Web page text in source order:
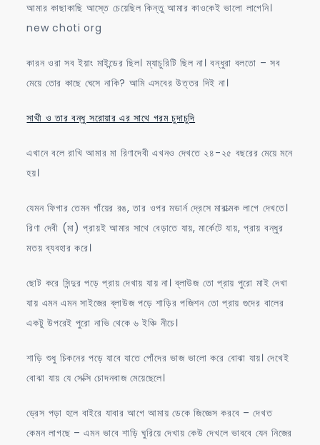
আমার কাছাকাছি আস্তে চেয়েছিল কিন্তু আমার কাওকেই ভালো লাগেনি।
new choti org
কারন ওরা সব ইয়াং মাইন্ডের ছিল। ম্যাচুরিটি ছিল না। বন্ধুরা বলতো – সব
মেয়ে তোর কাছে ঘেসে নাকি? আমি এসবের উত্তর দিই না।
সাথী ও তার বন্ধু সরোয়ার এর সাথে গরম চুদাচুদি
এখানে বলে রাখি আমার মা রিণাদেবী এখনও দেখতে ২৪-২৫ বছরের মেয়ে মনে
হয়।
যেমন ফিগার তেমন গাঁয়ের রঙ, তার ওপর মডার্ন দ্রেসে মারাত্মক লাগে দেখতে।
রিণা দেবী (মা) প্রায়ই আমার সাথে বেড়াতে যায়, মার্কেটে যায়, প্রায় বন্ধুর
মতয় ব্যবহার করে।
ছোট করে সিন্দুর পড়ে প্রায় দেখায় যায় না। ব্লাউজ তো প্রায় পুরো মাই দেখা
যায় এমন এমন সাইজের ব্লাউজ পড়ে শাড়ির পজিশন তো প্রায় গুদের বালের
একটু উপরেই পুরো নাভি থেকে ৬ ইঞ্চি নীচে।
শাড়ি শুধু চিকনের পড়ে যাবে যাতে পোঁদের ভাজ ভালো করে বোঝা যায়। দেখেই
বোঝা যায় যে সেক্সি চোদনবাজ মেয়েছেলে।
ড্রেস পড়া হলে বাইরে যাবার আগে আমায় ডেকে জিজ্ঞেস করবে – দেখত
কেমন লাগছে – এমন ভাবে শাড়ি ঘুরিয়ে দেখায় কেউ দেখলে ভাববে যেন নিজের